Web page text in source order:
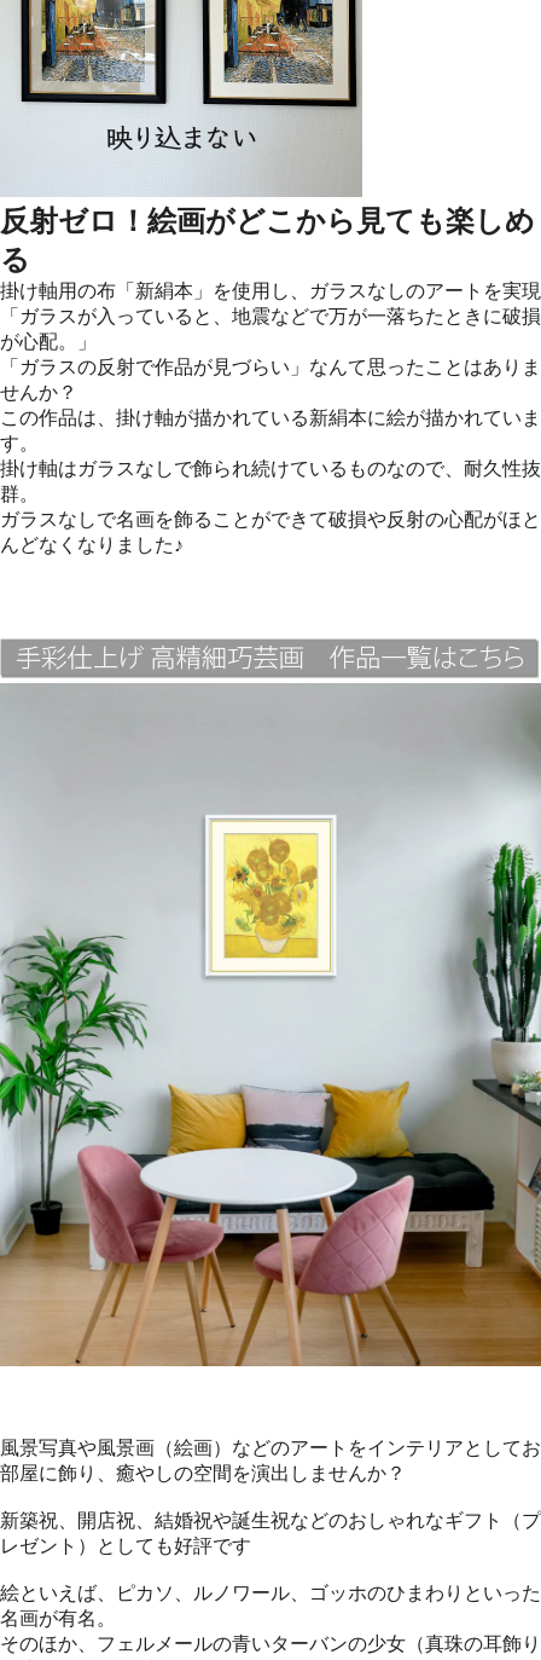
反射ゼロ！絵画がどこから見ても楽しめ
る
掛け軸用の布「新絹本」を使用し、ガラスなしのアートを実現
「ガラスが入っていると、地震などで万が一落ちたときに破損
が心配。」
「ガラスの反射で作品が見づらい」なんて思ったことはありま
せんか？
この作品は、掛け軸が描かれている新絹本に絵が描かれていま
す。
掛け軸はガラスなしで飾られ続けているものなので、耐久性抜
群。
ガラスなしで名画を飾ることができて破損や反射の心配がほと
んどなくなりました♪
風景写真や風景画（絵画）などのアートをインテリアとしてお
部屋に飾り、癒やしの空間を演出しませんか？
新築祝、開店祝、結婚祝や誕生祝などのおしゃれなギフト（プ
レゼント）としても好評です
絵といえば、ピカソ、ルノワール、ゴッホのひまわりといった
名画が有名。
そのほか、フェルメールの青いターバンの少女（真珠の耳飾り